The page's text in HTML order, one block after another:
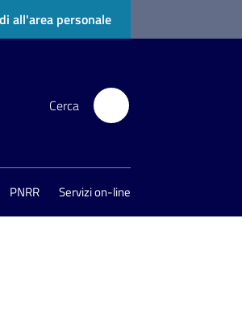
all'area personale
Cerca
PNRR Servizi on-line